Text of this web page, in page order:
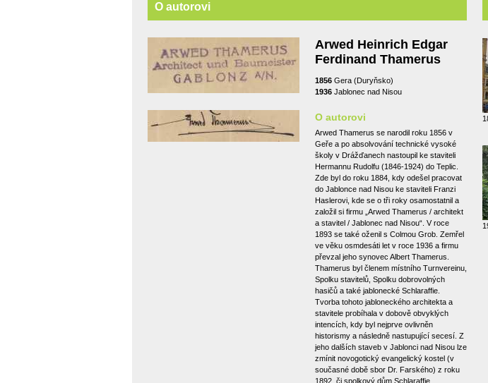
O autorovi
Arwed Heinrich Edgar
Ferdinand Thamerus
1856 Gera (Duryňsko)
1936 Jablonec nad Nisou
O autorovi
Arwed Thamerus se narodil roku 1856 v
Geře a po absolvování technické vysoké
školy v Drážďanech nastoupil ke staviteli
Hermannu Rudolfu (1846-1924) do Teplic.
Zde byl do roku 1884, kdy odešel pracovat
do Jablonce nad Nisou ke staviteli Franzi
Haslerovi, kde se o tři roky osamostatnil a
založil si firmu „Arwed Thamerus / architekt
a stavitel / Jablonec nad Nisou“. V roce
1893 se také oženil s Colmou Grob. Zemřel
ve věku osmdesáti let v roce 1936 a firmu
převzal jeho synovec Albert Thamerus.
Thamerus byl členem místního Turnvereinu,
Spolku stavitelů, Spolku dobrovolných
hasičů a také jablonecké Schlaraffie.
Tvorba tohoto jabloneckého architekta a
stavitele probíhala v dobově obvyklých
intencích, kdy byl nejprve ovlivněn
historismy a následně nastupující secesí. Z
jeho dalších staveb v Jablonci nad Nisou lze
zmínit novogotický evangelický kostel (v
současné době sbor Dr. Farského) z roku
1892, či spolkový dům Schlaraffie